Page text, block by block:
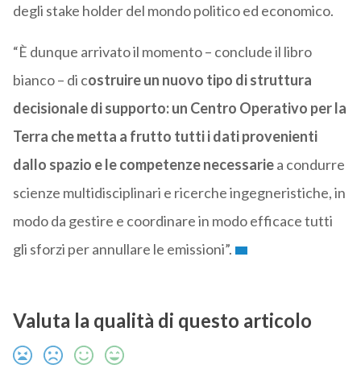
degli stake holder del mondo politico ed economico.
“È dunque arrivato il momento – conclude il libro
bianco – di costruire un nuovo tipo di struttura
decisionale di supporto: un Centro Operativo per la
Terra che metta a frutto tutti i dati provenienti
dallo spazio e le competenze necessariea condurre
scienze multidisciplinari e ricerche ingegneristiche, in
modo da gestire e coordinare in modo efficace tutti
gli sforzi per annullare le emissioni”.
Valuta la qualità di questo articolo